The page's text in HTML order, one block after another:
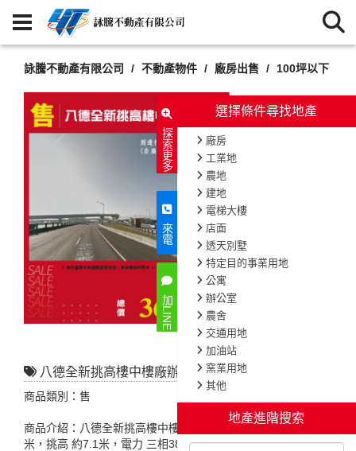
選擇條件尋找地產
廠房
工業地
農地
建地
電梯大樓
店面
透天別墅
特定目的事業用地
公寓
辦公室
農舍
交通用地
加油站
窯業用地
其他
地產進階搜索
探索更多
來電
加LINE
詠騰不動產有限公司 不動產物件 廠房出售 100坪以下
八德全新挑高樓中樓廠辦-A
商品類別：售
商品介紹：八德全新挑高樓中樓廠辦-A，特色說明:臨路 約12
米，挑高 約7.1米，電力 三相380/220V，廠內挑高可規劃夾層,